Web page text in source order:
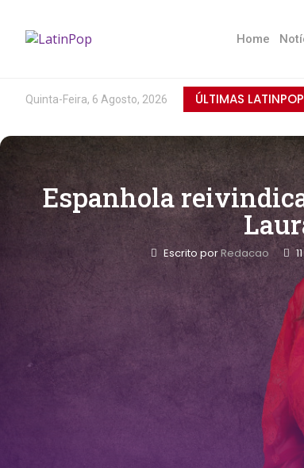
Home
Quinta-Feira, 6 Agosto, 2026 ÚLTIMAS LATINPOP
Espanhola
Escrito porRedacao